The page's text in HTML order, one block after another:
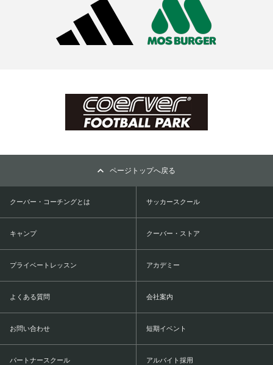
ページトップへ戻る
クーバー・コーチングとは サッカースクール
キャンプ クーバー・ストア
プライベートレッスン アカデミー
よくある質問 会社案内
お問い合わせ 短期イベント
パートナースクール アルバイト採用